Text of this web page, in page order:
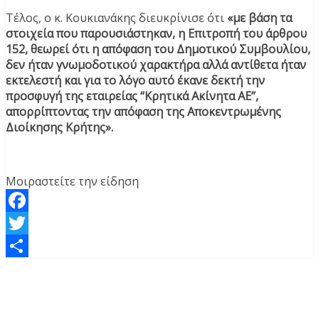
Τέλος, ο κ. Κουκιανάκης διευκρίνισε ότι «με βάση τα
στοιχεία που παρουσιάστηκαν, η Επιτροπή του άρθρου
152, θεωρεί ότι η απόφαση του Δημοτικού Συμβουλίου,
δεν ήταν γνωμοδοτικού χαρακτήρα αλλά αντίθετα ήταν
εκτελεστή και για το λόγο αυτό έκανε δεκτή την
προσφυγή της εταιρείας “Κρητικά Ακίνητα ΑΕ”,
απορρίπτοντας την απόφαση της Αποκεντρωμένης
Διοίκησης Κρήτης».
Μοιραστείτε την είδηση
Facebook
Twitter